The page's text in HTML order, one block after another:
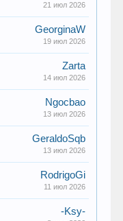
21 июл 2026
GeorginaW
19 июл 2026
Zarta
14 июл 2026
Ngocbao
13 июл 2026
GeraldoSqb
13 июл 2026
RodrigoGi
11 июл 2026
-Ksy-